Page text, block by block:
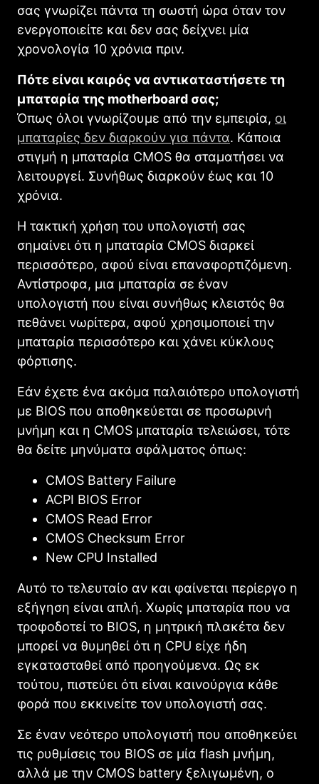
σας γνωρίζει πάντα τη σωστή ώρα όταν τον
ενεργοποιείτε και δεν σας δείχνει μία
χρονολογία 10 χρόνια πριν.
Πότε είναι καιρός να αντικαταστήσετε τη
μπαταρία της motherboard σας;
Όπως όλοι γνωρίζουμε από την εμπειρία, οι
μπαταρίες δεν διαρκούν για πάντα. Κάποια
στιγμή η μπαταρία CMOS θα σταματήσει να
λειτουργεί. Συνήθως διαρκούν έως και 10
χρόνια.
Η τακτική χρήση του υπολογιστή σας
σημαίνει ότι η μπαταρία CMOS διαρκεί
περισσότερο, αφού είναι επαναφορτιζόμενη.
Αντίστροφα, μια μπαταρία σε έναν
υπολογιστή που είναι συνήθως κλειστός θα
πεθάνει νωρίτερα, αφού χρησιμοποιεί την
μπαταρία περισσότερο και χάνει κύκλους
φόρτισης.
Εάν έχετε ένα ακόμα παλαιότερο υπολογιστή
με BIOS που αποθηκεύεται σε προσωρινή
μνήμη και η CMOS μπαταρία τελειώσει, τότε
θα δείτε μηνύματα σφάλματος όπως:
CMOS Battery Failure
ACPI BIOS Error
CMOS Read Error
CMOS Checksum Error
New CPU Installed
Αυτό το τελευταίο αν και φαίνεται περίεργο η
εξήγηση είναι απλή. Χωρίς μπαταρία που να
τροφοδοτεί το BIOS, η μητρική πλακέτα δεν
μπορεί να θυμηθεί ότι η CPU είχε ήδη
εγκατασταθεί από προηγούμενα. Ως εκ
τούτου, πιστεύει ότι είναι καινούργια κάθε
φορά που εκκινείτε τον υπολογιστή σας.
Σε έναν νεότερο υπολογιστή που αποθηκεύει
τις ρυθμίσεις του BIOS σε μία flash μνήμη,
αλλά με την CMOS battery ξελιγωμένη, ο